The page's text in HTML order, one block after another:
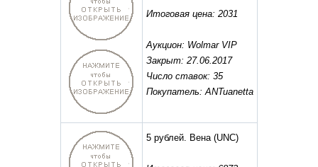
Итоговая цена: 2031
Аукцион: Wolmar VIP
Закрыт: 27.06.2017
Число ставок: 35
Покупатель: ANTuanetta
5 рублей. Вена(UNC)